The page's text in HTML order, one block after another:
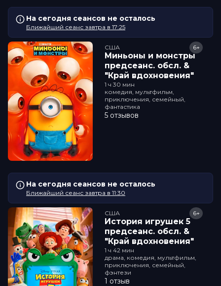
На сегодня сеансов не осталось
Ближайший сеанс завтра в 17:25
США
Миньоны и монстры
прeдсeанc. обсл. &
"Край вдохновения"
6+
1 ч 30 мин
комедия, мультфильм,
приключения, семейный,
фантастика
5 отзывов
На сегодня сеансов не осталось
Ближайший сеанс завтра в 11:30
США
История игрушек 5
прeдсeанc. обсл. &
"Край вдохновения"
6+
1 ч 42 мин
драма, комедия, мультфильм,
приключения, семейный,
фэнтези
1 отзыв